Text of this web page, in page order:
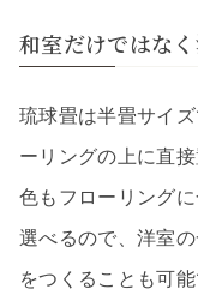
和室だけではな
琉球畳は半畳サイ
ーリングの上に直
色もフローリング
選べるので、洋室
をつくることも可